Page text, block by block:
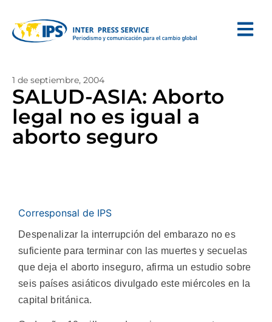
1 de septiembre, 2004
SALUD-ASIA: Aborto
legal no es igual a
aborto seguro
Corresponsal de IPS
Despenalizar la interrupción del embarazo no es
suficiente para terminar con las muertes y secuelas
que deja el aborto inseguro, afirma un estudio sobre
seis países asiáticos divulgado este miércoles en la
capital británica.